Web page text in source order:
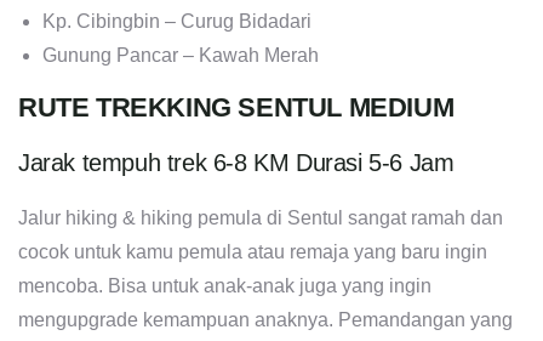
Kp. Cibingbin – Curug Bidadari
Gunung Pancar – Kawah Merah
RUTE TREKKING SENTUL MEDIUM
Jarak tempuh trek 6-8 KM Durasi 5-6 Jam
Jalur hiking & hiking pemula di Sentul sangat ramah dan
cocok untuk kamu pemula atau remaja yang baru ingin
mencoba. Bisa untuk anak-anak juga yang ingin
mengupgrade kemampuan anaknya. Pemandangan yang